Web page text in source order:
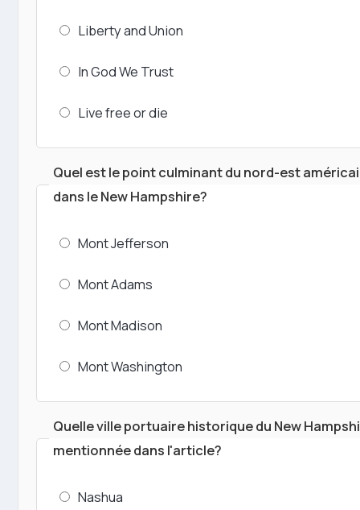
Liberty and Union
In God We Trust
Live free or die
Quel est le point culminant du nord-est
dans le New Hampshire?
Mont Jefferson
Mont Adams
Mont Madison
Mont Washington
Quelle ville portuaire historique du New
mentionnée dans l'article?
Nashua